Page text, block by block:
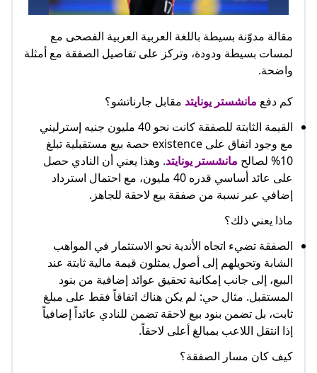
مقالة مدوّنة بسيطة باللغة العربية العربية الفصحى مع
لمسات بسيطة ودودة، وتركز على تفاصيل الصفقة مع أمثلة
واضحة.
كم دفع مانشستر يونايتد مقابل جارناتشو؟
القيمة الثابتة للصفقة كانت نحو 40 مليون جنيه إسترليني
مع وجود اتفاق على existence حصة بيع مستقبلية تبلغ
10% لصالح
مانشستر يونايتد. وهذا يعني أن النادي حصل
على عائد أساسي قدره 40 مليون، مع احتمال استرداد
إضافي عبر نسبة من صفقة بيع لاحقة للجاهز.
ماذا يعني ذلك؟
الصفقة تضيء اتجاه الأندية نحو الاستثمار في المواهب
الشابة وتحويلهم إلى أصول يمثلون قيمة مالية ثابتة عند
البيع، إلى جانب إمكانية تحقيق عوائد إضافية من بنود
المستقبل. مثال حي: لم يكن هناك اتفاقاً فقط على مبلغ
ثابت، بل تضمن بنود بيع لاحقة تضمن للنادي عائداً إضافياً
إذا انتقل اللاعب بمبالغ أعلى لاحقاً.
كيف كان مسار الصفقة؟